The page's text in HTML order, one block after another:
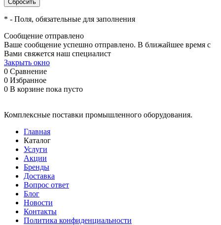
* - Поля, обязательные для заполнения
Сообщение отправлено
Ваше сообщение успешно отправлено. В ближайшее время с
Вами свяжется наш специалист
Закрыть окно
0 Сравнение
0 Избранное
0 В корзине пока пусто
Комплексные поставки промышленного оборудования.
Главная
Каталог
Услуги
Акции
Бренды
Доставка
Вопрос ответ
Блог
Новости
Контакты
Политика конфиденциальности